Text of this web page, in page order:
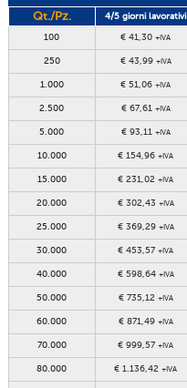
Qt./Pz. 4/5 giorni lavorativi
100 € 41,30+IVA
250 € 43,99 +IVA
1.000 € 51,06+IVA
2.500 € 67,61 +IVA
5.000 € 93,11 +IVA
10.000 € 154,96+IVA
15.000 € 231,02+IVA
20.000 € 302,43 +IVA
25.000 € 369,29 +IVA
30.000 € 453,57+IVA
40.000 € 598,64 +IVA
50.000 € 735,12 +IVA
60.000 € 871,49 +IVA
70.000 € 999,57+IVA
80.000 € 1.136,42+IVA